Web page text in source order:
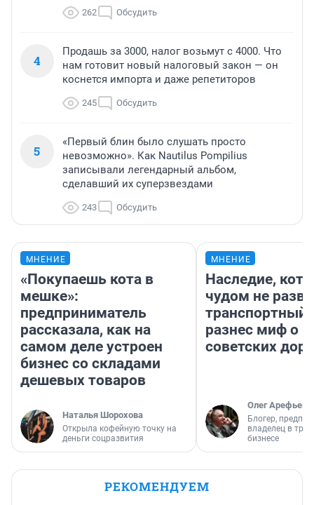
262 Обсудить
4
Продашь за 3000, налог возьмут с 4000. Что
нам готовит новый налоговый закон — он
коснется импорта и даже репетиторов
245 Обсудить
5
«Первый блин было слушать просто
невозможно». Как Nautilus Pompilius
записывали легендарный альбом,
сделавший их суперзвездами
243 Обсудить
МНЕНИЕ
«Покупаешь кота в
мешке»:
предприниматель
рассказала, как на
самом деле устроен
бизнес со складами
дешевых товаров
Наталья Шорохова
Открыла кофейную точку на
деньги соцразвития
МНЕНИЕ
Наследие,
чудом не
транспортный
разнес миф о
советских
Олег Арефьев
Блогер,
владелец в
бизнесе
РЕКОМЕНДУЕМ